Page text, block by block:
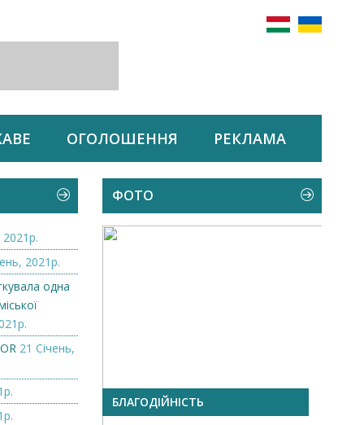
ОГОЛОШЕННЯ РЕКЛАМА
2021р.
2021р.
одна
21 Січень,
ФОТО
одна з найстарших